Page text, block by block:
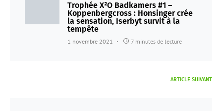
Trophée X²O Badkamers #1 –
Koppenbergcross : Honsinger crée
la sensation, Iserbyt survit à la
tempête
1 novembre 2021 7 minutes de lecture
ARTICLE SUIVANT